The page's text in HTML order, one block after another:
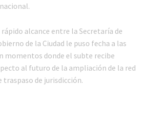
rápido alcance entre la Secretaría de
de la Ciudad le puso fecha a las
momentos donde el subte recibe
al futuro de la ampliación de la red
traspaso de jurisdicción.